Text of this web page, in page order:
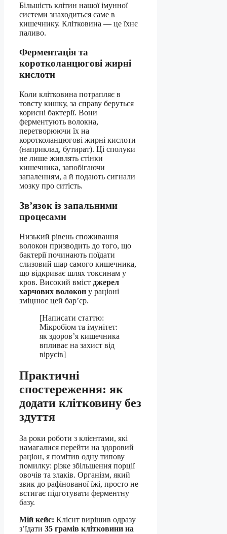
Більшість клітин нашої імунної
системи знаходиться саме в
кишечнику. Клітковина — це їхнє
паливо.
Ферментація та
коротколанцюгові жирні
кислоти
Коли клітковина потрапляє в
товсту кишку, за справу беруться
корисні бактерії. Вони
ферментують волокна,
перетворюючи їх на
коротколанцюгові жирні кислоти
(наприклад, бутират). Ці сполуки
не лише живлять стінки
кишечника, запобігаючи
запаленням, а й подають сигнали
мозку про ситість.
Зв’язок із запальними
процесами
Низький рівень споживання
волокон призводить до того, що
бактерії починають поїдати
слизовий шар самого кишечника,
що відкриває шлях токсинам у
кров. Високий вміст джерел
харчових волокон у раціоні
зміцнює цей бар’єр.
[Написати статтю:
Мікробіом та імунітет:
як здоров’я кишечника
впливає на захист від
вірусів]
Практичні
спостереження: як
додати клітковину без
здуття
За роки роботи з клієнтами, які
намагалися перейти на здоровий
раціон, я помітив одну типову
помилку: різке збільшення порції
овочів та злаків. Організм, який
звик до рафінованої їжі, просто не
встигає підготувати ферментну
базу.
Мій кейс: Клієнт вирішив одразу
з’їдати 35 грамів клітковини на